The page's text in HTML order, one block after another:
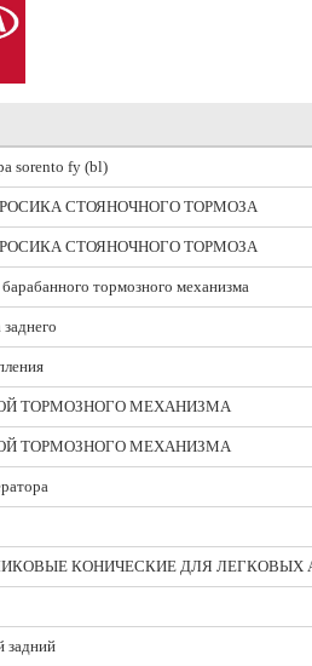
sorento fy (bl)
СТОЯНОЧНОГО ТОРМОЗА
СТОЯНОЧНОГО ТОРМОЗА
тормозного механизма
ТОРМОЗНОГО МЕХАНИЗМА
ТОРМОЗНОГО МЕХАНИЗМА
КОНИЧЕСКИЕ ДЛЯ ЛЕГКОВЫХ
задний